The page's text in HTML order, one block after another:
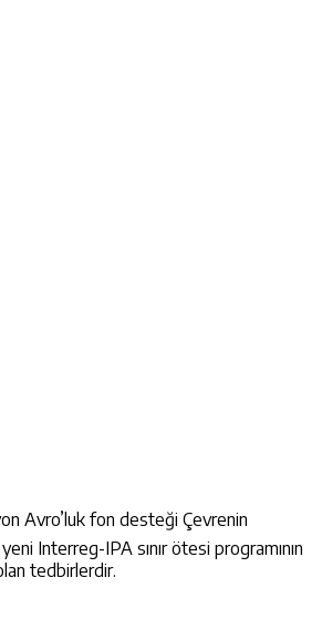
Avro’luk fon desteği Çevrenin
Interreg-IPA sınır ötesi programının
tedbirlerdir.